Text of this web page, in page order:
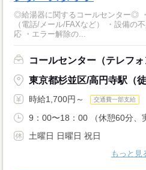
◎給湯器に関するコールセンター◎
（電話/メール/FAXなど） ・設備の
応 ・エラー解除の...
コールセンター（テレフォ
東京都杉並区/高円寺駅（徒
時給1,700円～ 交通費一部支給
9：00〜18：00 （休憩60分、
土曜日 日曜日 祝日
もっと見